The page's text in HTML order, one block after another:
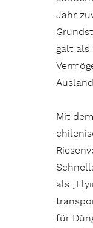
Jahr
galt als
Mit
als
für